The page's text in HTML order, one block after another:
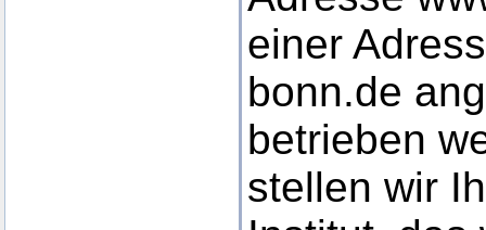
einer
bonn.de
betrieben
stellen wir